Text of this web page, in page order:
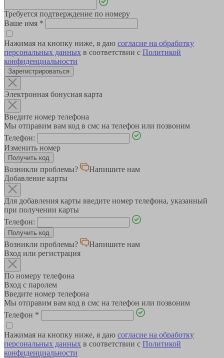
Требуется подтверждение по номеру
Ваше имя *
Нажимая на кнопку ниже, я даю согласие на обработку
персональных данных в соответствии с Политикой
конфиденциальности
Зарегистрироваться
Электронная бонусная карта
Введите номер телефона
Мы отправим вам код в смс на телефон или позвоним
Телефон:
Изменить номер
Возникли проблемы?
Напишите нам
Добавление карты
Для добавления карты введите номер телефона, указанный
при получении карты
Телефон:
Возникли проблемы?
Напишите нам
Вход или регистрация
По номеру телефона
Вход с паролем
Введите номер телефона
Мы отправим вам код в смс на телефон или позвоним
Телефон *
Нажимая на кнопку ниже, я даю согласие на обработку
персональных данных в соответствии с Политикой
конфиденциальности